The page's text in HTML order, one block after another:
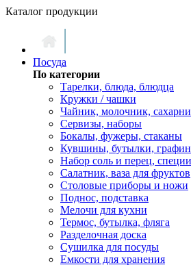
Каталог продукции
Посуда
По категории
Тарелки, блюда, блюдца
Кружки / чашки
Чайник, молочник,
Сервизы, наборы
Бокалы, фужеры, стаканы
Кувшины, бутылки,
Набор соль и перец, специи
Салатник, ваза для фруктов
Столовые приборы и ножи
Поднос, подставка
Мелочи для кухни
Термос, бутылка, фляга
Разделочная доска
Сушилка для посуды
Емкости для хранения